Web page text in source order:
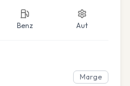
Benz Aut
Marge